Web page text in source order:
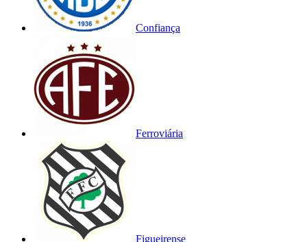
Confiança
Ferroviária
Figueirense